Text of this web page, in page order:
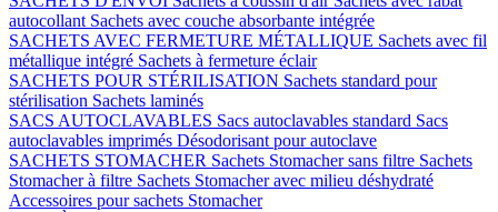
autocollant Sachets avec couche absorbante intégrée
SACHETS AVEC FERMETURE MÉTALLIQUE Sachets avec fil
métallique intégré Sachets à fermeture éclair
SACHETS POUR STÉRILISATION Sachets standard pour
stérilisation Sachets laminés
SACS AUTOCLAVABLES Sacs autoclavables standard Sacs
autoclavables imprimés Désodorisant pour autoclave
SACHETS STOMACHER Sachets Stomacher sans filtre Sachets
Stomacher à filtre Sachets Stomacher avec milieu déshydraté
Accessoires pour sachets Stomacher